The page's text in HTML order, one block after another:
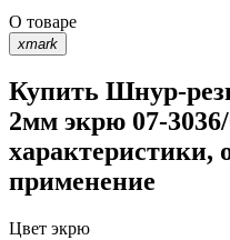
О товаре
xmark
Купить Шнур-
2мм экрю 07-
характеристики,
применение
Цвет экрю